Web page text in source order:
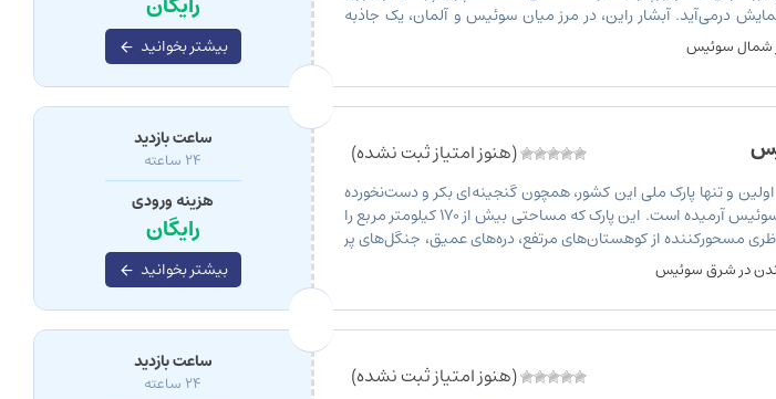
درمی‌آید. آبشار راین، در مرز میان سوئیس و آلمان، یک جاذبه
آن سفری به طبیعت […]
شمال سوئیس بیشتر بخوانید
(هنوز امتیاز ثبت نشده)
و تنها پارک ملی این کشور، همچون گنجینه‌ای بکر و دست‌نخورده
در دل کوه‌های آلپ سوئیس آرمیده است. این پارک که مساحتی بیش از ۱۷۰ کیلومتر مربع را
مسحورکننده از کوهستان‌های مرتفع، دره‌های عمیق، جنگل‌های پر
سرسبز، هر بازدیدکننده‌ای که با […]
در شرق سوئیس
ساعت بازدید
24 ساعته
هزینه ورودی
رایگان
بیشتر بخوانید
(هنوز امتیاز ثبت نشده) ساعت بازدید
24 ساعته